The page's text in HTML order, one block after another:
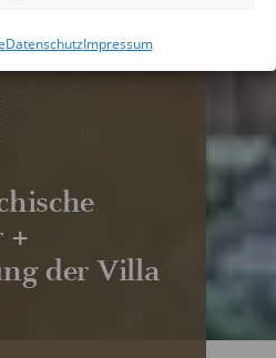
DatenschutzImpressum
IS
+
der Villa